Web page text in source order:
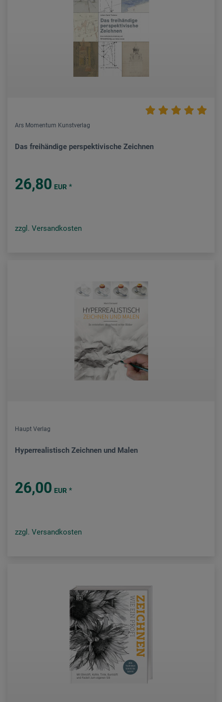
Ars Momentum Kunstverlag
Das freihändige perspektivische Zeichnen
26,80 EUR *
zzgl. Versandkosten
Haupt Verlag
Hyperrealistisch Zeichnen und Malen
26,00 EUR *
zzgl. Versandkosten